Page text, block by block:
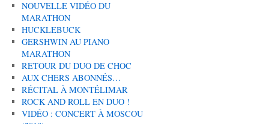
NOUVELLE VIDÉO DU
MARATHON
HUCKLEBUCK
GERSHWIN AU PIANO
MARATHON
RETOUR DU DUO DE CHOC
AUX CHERS ABONNÉS…
RÉCITAL À MONTÉLIMAR
ROCK AND ROLL EN DUO !
VIDÉO : CONCERT À MOSCOU